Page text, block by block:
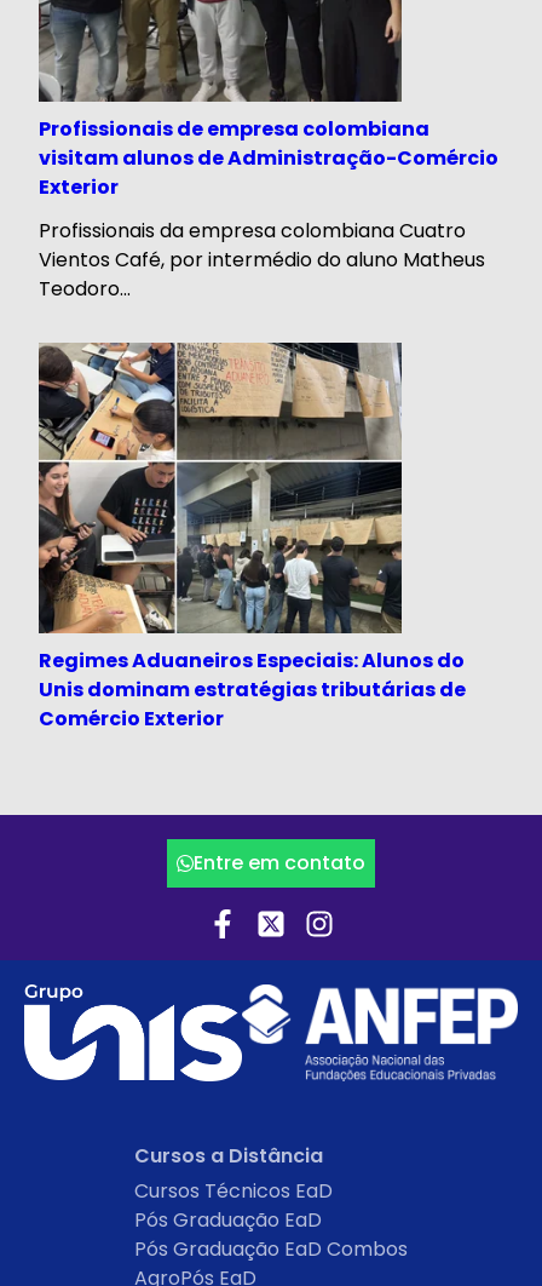
Profissionais de empresa colombiana
visitam alunos de Administração-Comércio
Exterior
Profissionais da empresa colombiana Cuatro
Vientos Café, por intermédio do aluno Matheus
Teodoro...
Regimes Aduaneiros Especiais: Alunos do
Unis dominam estratégias tributárias de
Comércio Exterior
Entre em contato
Cursos a Distância
Cursos Técnicos EaD
Pós Graduação EaD
Pós Graduação EaD Combos
AgroPós EaD